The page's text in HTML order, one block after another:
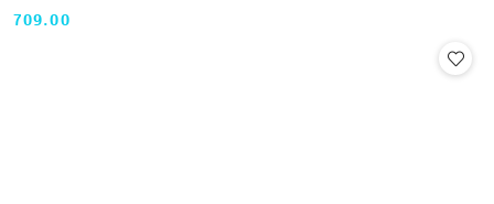
Cena:
709.00